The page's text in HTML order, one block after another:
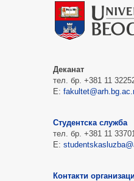
Деканат
тел. бр. +381 11
Е:
Студентска служба
тел. бр. +381 11
Е:
Контакти